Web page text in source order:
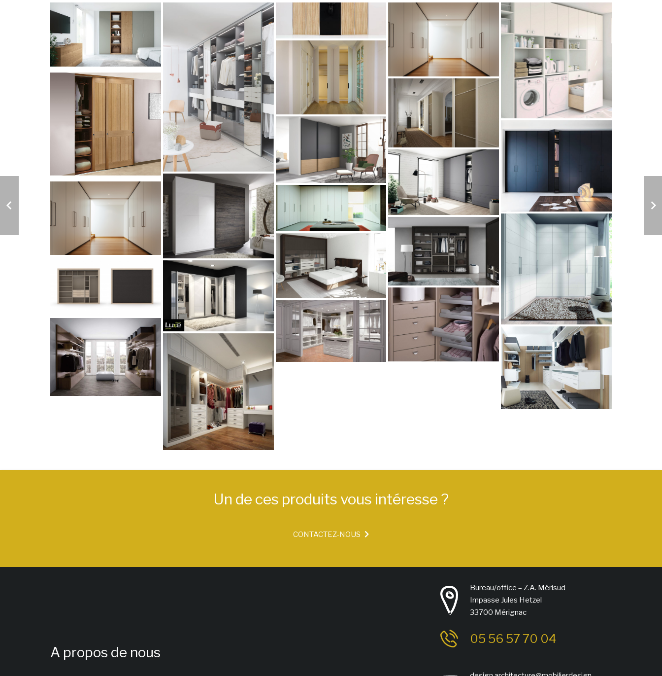
Un de ces produits vous intéresse ?
CONTACTEZ-NOUS
A propos de nous
Bureau/office – Z.A. Mérisud
Impasse Jules Hetzel
33700 Mérignac
05 56 57 70 04